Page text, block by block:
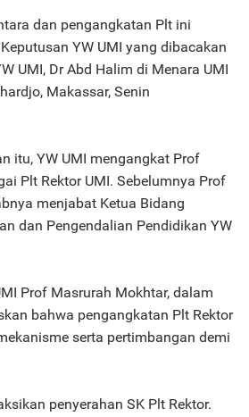
dan pengangkatan Plt ini
YW UMI yang dibacakan
UMI, Dr Abd Halim di Menara UMI
Makassar, Senin
itu, YW UMI mengangkat Prof
Plt Rektor UMI. Sebelumnya Prof
menjabat Ketua Bidang
dan Pengendalian Pendidikan YW
Prof Masrurah Mokhtar, dalam
bahwa pengangkatan Plt Rektor
serta pertimbangan demi
penyerahan SK Plt Rektor.